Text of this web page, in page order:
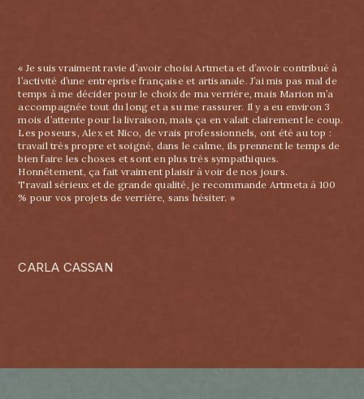
« Je suis vraiment ravie d’avoir choisi Artmeta et d’avoir contribué à
l’activité d’une entreprise française et artisanale. J’ai mis pas mal de
temps à me décider pour le choix de ma verrière, mais Marion m’a
accompagnée tout du long et a su me rassurer. Il y a eu environ 3
mois d’attente pour la livraison, mais ça en valait clairement le coup.
Les poseurs, Alex et Nico, de vrais professionnels, ont été au top :
travail très propre et soigné, dans le calme, ils prennent le temps de
bien faire les choses et sont en plus très sympathiques.
Honnêtement, ça fait vraiment plaisir à voir de nos jours.
Travail sérieux et de grande qualité, je recommande Artmeta à 100
% pour vos projets de verrière, sans hésiter. »
CARLA CASSAN